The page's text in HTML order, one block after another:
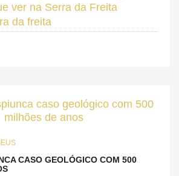
ver na Serra da Freita
da freita
CASO GEOLÓGICO COM 500